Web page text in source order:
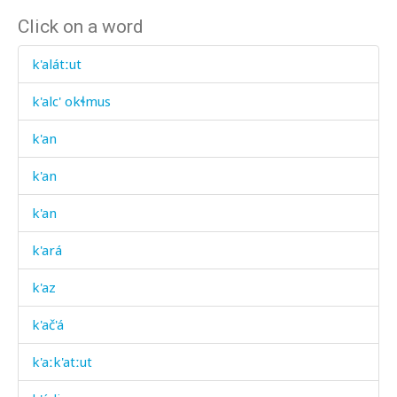
Click on a word
k'alátːut
k'alc' okɬmus
k'an
k'an
k'an
k'ará
k'az
k'ač'á
k'aːk'atːut